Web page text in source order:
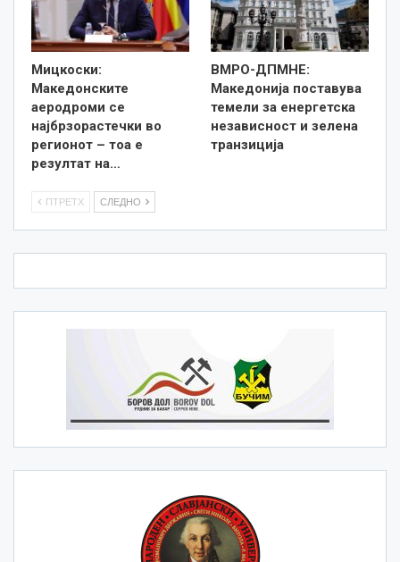
Мицкоски:
Македонските
аеродроми се
најбрзорастечки во
регионот – тоа е
резултат на…
ВМРО-ДПМНЕ:
Македонија поставува
темели за енергетска
независност и зелена
транзиција
ПТРЕТХ СЛЕДНО